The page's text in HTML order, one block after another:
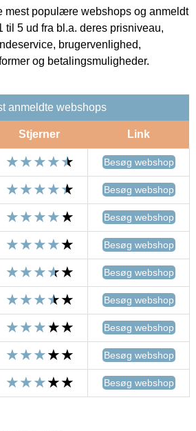
mest populære webshops og anmeldt
til 5 ud fra bl.a. deres prisniveau,
brugervenlighed,
og betalingsmuligheder.
anmeldte webshops
Stjerner Link
Besøg webshop
Besøg webshop
Besøg webshop
Besøg webshop
Besøg webshop
Besøg webshop
Besøg webshop
Besøg webshop
Besøg webshop